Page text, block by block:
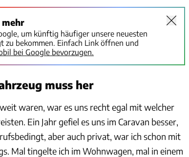
mehr
um künftig häufiger unsere neuesten
zu bekommen. Einfach Link öffnen und
bei Google bevorzugen.
muss her
waren, war es uns recht egal mit welcher
Ein Jahr gefiel es uns im Caravan besser,
aber auch privat, war ich schon mit
Mal tingelte ich im Wohnwagen, mal in einem